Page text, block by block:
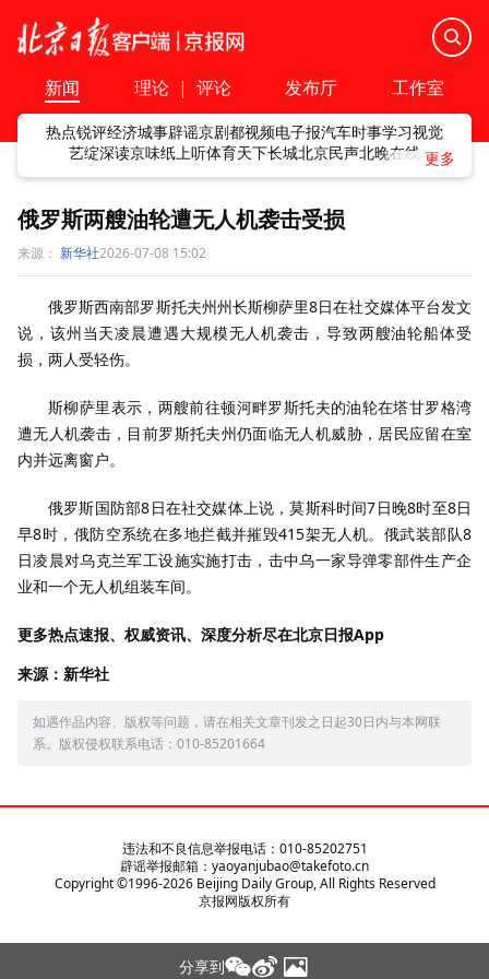
新闻 理论 | 评论 发布厅 工作室
热点锐评经济城事辟谣京剧都视频电子报汽车时事学习视觉
艺绽深读京味纸上听体育天下长城北京民声北晚在线
俄罗斯两艘油轮遭无人机袭击受损
来源： 新华社2026-07-08 15:02
俄罗斯西南部罗斯托夫州州长斯柳萨里8日在社交媒体平台发文
说，该州当天凌晨遭遇大规模无人机袭击，导致两艘油轮船体受
损，两人受轻伤。
斯柳萨里表示，两艘前往顿河畔罗斯托夫的油轮在塔甘罗格湾
遭无人机袭击，目前罗斯托夫州仍面临无人机威胁，居民应留在室
内并远离窗户。
俄罗斯国防部8日在社交媒体上说，莫斯科时间7日晚8时至8日
早8时，俄防空系统在多地拦截并摧毁415架无人机。俄武装部队8
日凌晨对乌克兰军工设施实施打击，击中乌一家导弹零部件生产企
业和一个无人机组装车间。
更多热点速报、权威资讯、深度分析尽在北京日报App
来源：新华社
如遇作品内容、版权等问题，请在相关文章刊发之日起30日内与本网联
系。版权侵权联系电话：010-85201664
分享到
违法和不良信息举报电话：010-85202751
辟谣举报邮箱：yaoyanjubao@takefoto.cn
Copyright ©1996-2026Beijing Daily Group, All Rights Reserved
京报网版权所有